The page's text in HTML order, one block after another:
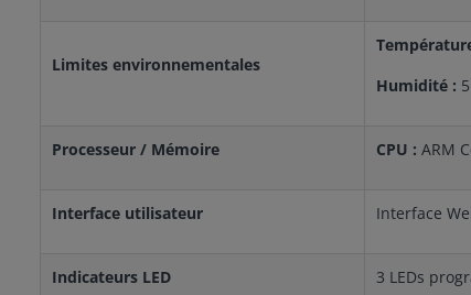
Limites environnementales
Humidité :
Processeur / Mémoire CPU : ARM
Interface utilisateur Interface
Indicateurs LED 3 LEDs